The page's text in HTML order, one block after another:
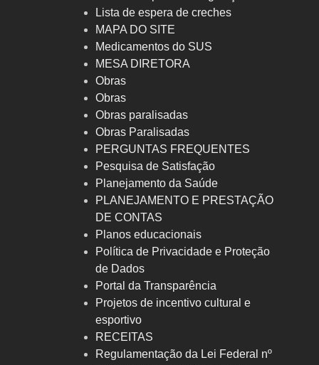
Lista de espera de creches
MAPA DO SITE
Medicamentos do SUS
MESA DIRETORA
Obras
Obras
Obras paralisadas
Obras Paralisadas
PERGUNTAS FREQUENTES
Pesquisa de Satisfação
Planejamento da Saúde
PLANEJAMENTO E PRESTAÇÃO
DE CONTAS
Planos educacionais
Política de Privacidade e Proteção
de Dados
Portal da Transparência
Projetos de incentivo cultural e
esportivo
RECEITAS
Regulamentação da Lei Federal nº